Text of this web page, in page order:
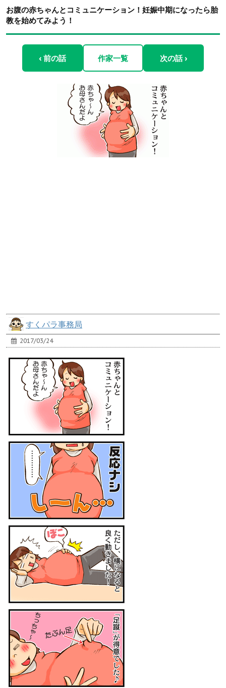
お腹の赤ちゃんとコミュニケーション！妊娠中期になったら胎
教を始めてみよう！
‹ 前の話 作家一覧 次の話 ›
すくパラ事務局
2017/03/24